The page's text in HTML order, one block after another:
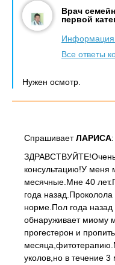
Врач
первой
Информация
Все ответы
Нужен осмотр.
СпрашиваетЛАРИСА:
консультацию!У меня
месячные.Мне 40
года
норме.Пол года назад
обнаруживает миому
прогестерон и
уколов,но в течение